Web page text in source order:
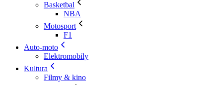
Basketbal
NBA
Motosport
F1
Auto-moto
Elektromobily
Kultura
Filmy & kino